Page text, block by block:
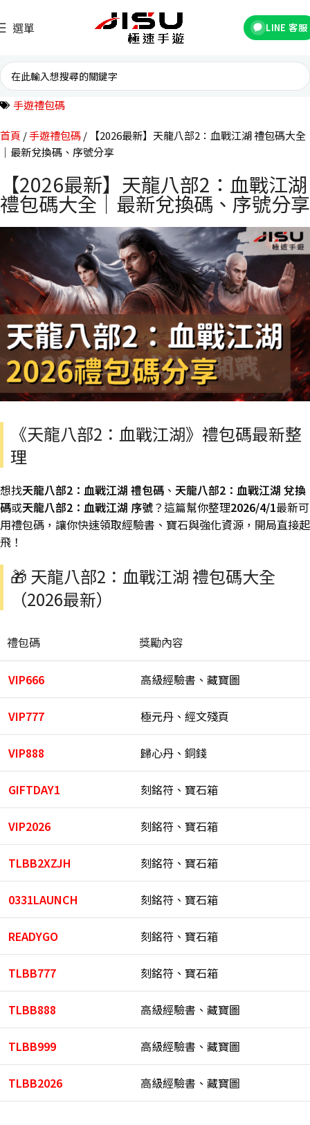
選單 LINE 客服
手遊禮包碼
首頁 手遊禮包碼
【2026最新】天龍八部2：血戰江湖 禮包碼大全
｜最新兌換碼、序號分享
【2026最新】天龍八部2：血戰江湖
禮包碼大全｜最新兌換碼、序號分享
《天龍八部2：血戰江湖》禮包碼最新整
理
想找天龍八部2：血戰江湖 禮包碼 、 天龍八部2：血戰江湖 兌換
碼或天龍八部2：血戰江湖 序號？這篇幫你整理2026/4/1最新可
用禮包碼，讓你快速領取經驗書、寶石與強化資源，開局直接起
飛！
🎁 天龍八部2：血戰江湖 禮包碼大全
（2026最新）
禮包碼 獎勵內容
VIP666 高級經驗書、藏寶圖
VIP777 極元丹、經文殘頁
VIP888 歸心丹、銅錢
GIFTDAY1 刻銘符、寶石箱
VIP2026 刻銘符、寶石箱
TLBB2XZJH 刻銘符、寶石箱
0331LAUNCH 刻銘符、寶石箱
READYGO 刻銘符、寶石箱
TLBB777 刻銘符、寶石箱
TLBB888 高級經驗書、藏寶圖
TLBB999 高級經驗書、藏寶圖
TLBB2026 高級經驗書、藏寶圖